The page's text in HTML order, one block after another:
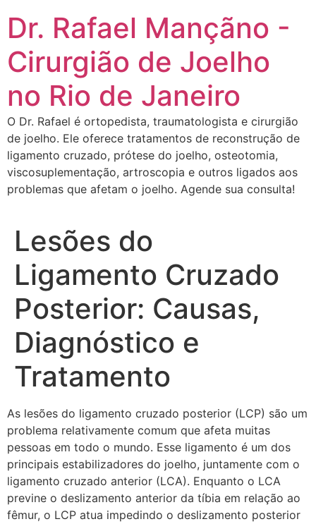
Dr. Rafael Mançãno -
Cirurgião de Joelho
no Rio de Janeiro
O Dr. Rafael é ortopedista, traumatologista e cirurgião
de joelho. Ele oferece tratamentos de reconstrução de
ligamento cruzado, prótese do joelho, osteotomia,
viscosuplementação, artroscopia e outros ligados aos
problemas que afetam o joelho. Agende sua consulta!
Lesões do
Ligamento Cruzado
Posterior: Causas,
Diagnóstico e
Tratamento
As lesões do ligamento cruzado posterior (LCP) são um
problema relativamente comum que afeta muitas
pessoas em todo o mundo. Esse ligamento é um dos
principais estabilizadores do joelho, juntamente com o
ligamento cruzado anterior (LCA). Enquanto o LCA
previne o deslizamento anterior da tíbia em relação ao
fêmur, o LCP atua impedindo o deslizamento posterior